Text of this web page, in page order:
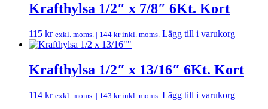
Krafthylsa 1/2″ x 7/8″ 6Kt. Kort
115 kr exkl. moms. | 144 krinkl. moms. Lägg till i varukorg
Krafthylsa 1/2″ x 13/16″ 6Kt. Kort
114 kr exkl. moms. | 143 krinkl. moms. Lägg till i varukorg